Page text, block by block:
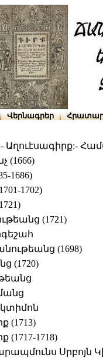
Վերնագրեր
Աղուէսագիրք:-
(1666)
1686)
1702)
(1721)
(1698)
(1720)
(1713)
(1717-1718)
Սրբոյն